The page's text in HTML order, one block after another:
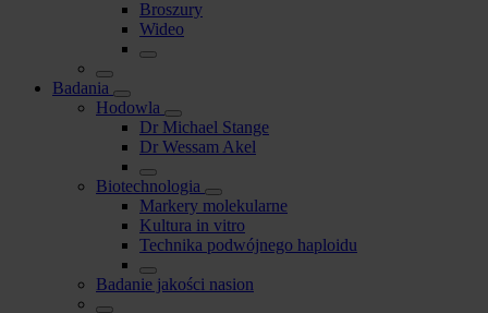
Broszury
Wideo
Badania
Hodowla
Dr Michael Stange
Dr Wessam Akel
Biotechnologia
Markery molekularne
Kultura in vitro
Technika podwójnego haploidu
Badanie jakości nasion